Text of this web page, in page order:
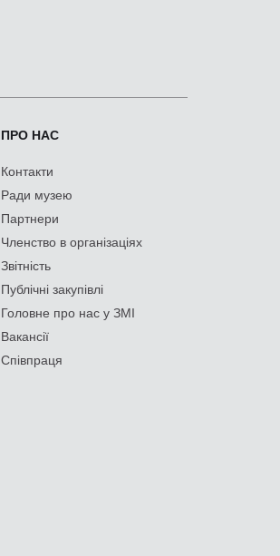
ПРО НАС
Контакти
Ради музею
Партнери
Членство в організаціях
Звітність
Публічні закупівлі
Головне про нас у ЗМІ
Вакансії
Співпраця